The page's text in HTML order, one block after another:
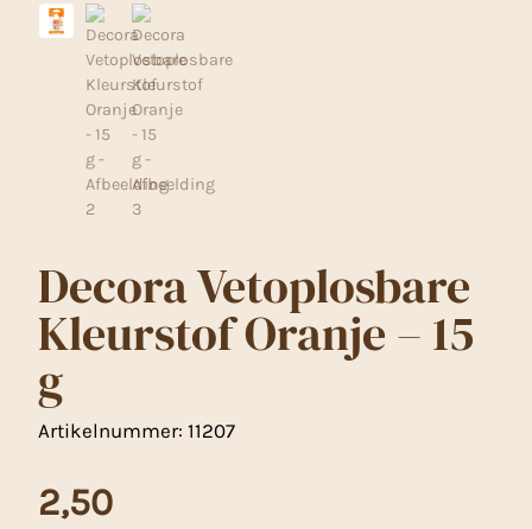
Decora Vetoplosbare
Kleurstof Oranje – 15
g
Artikelnummer: 11207
2,50